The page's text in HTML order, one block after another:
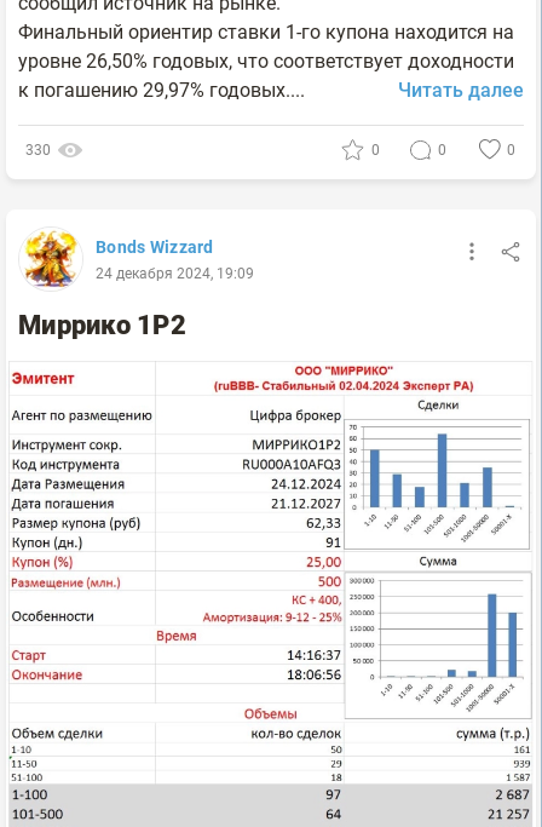
Финальный ориентир ставки 1-го купона находится на
уровне 26,50% годовых, что соответствует доходности
к погашению 29,97% годовых....
Читать далее
330 0 0 0
Bonds Wizzard
24 декабря 2024, 19:09
Миррико 1Р2